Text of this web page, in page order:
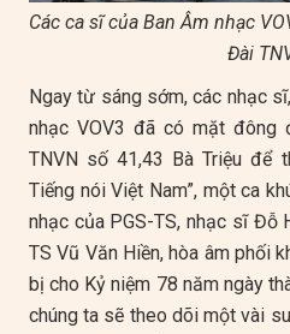
Các ca sĩ của Ban Âm nhạc
Đài
Ngay từ sáng sớm, các nhạc
nhạc VOV3 đã có mặt
TNVN số 41,43 Bà Triệu để
Tiếng nói Việt Nam”, một ca
nhạc của PGS-TS, nhạc sĩ Đỗ
TS Vũ Văn Hiền, hòa âm phối
bị cho Kỷ niệm 78 năm ngày
chúng ta sẽ theo dõi một vài